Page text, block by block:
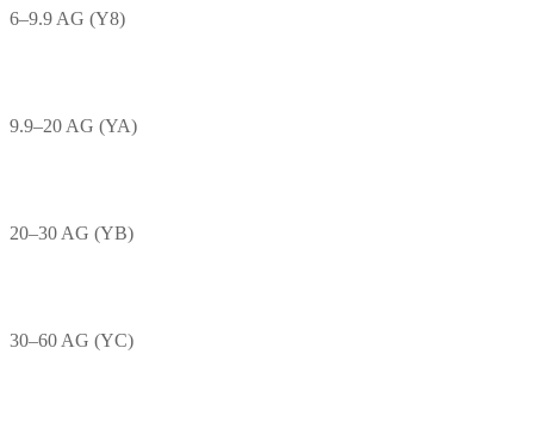
6–9.9 AG (Y8)
9.9–20 AG (YA)
20–30 AG (YB)
30–60 AG (YC)